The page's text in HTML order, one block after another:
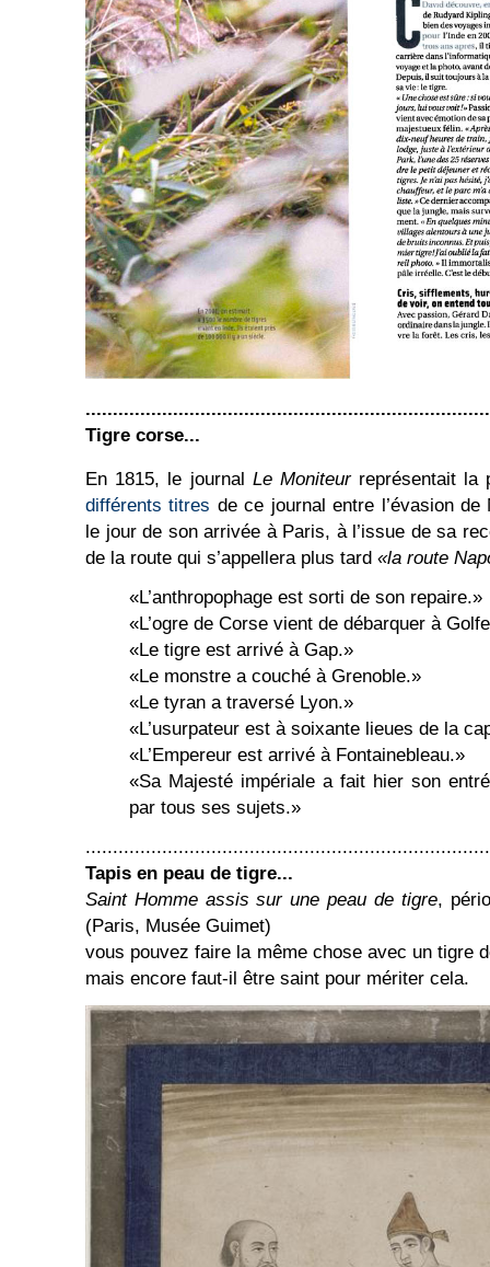
Tigre corse...
En 1815, le journal Le Moniteurreprésentait la
différents titres de ce journal entre l’évasion de
le jour de son arrivée à Paris, à l’issue de sa
de la route qui s’appellera plus tard «la route
«L’anthropophage est sorti de son repaire.»
«L’ogre de Corse vient de débarquer à
«Le tigre est arrivé à Gap.»
«Le monstre a couché à Grenoble.»
«Le tyran a traversé Lyon.»
«L’usurpateur est à soixante lieues de la
«L’Empereur est arrivé à Fontainebleau.»
«Sa Majesté impériale a fait hier son
par tous ses sujets.»
Tapis en peau de tigre...
Saint Homme assis sur une peau de tigre,
(Paris, Musée Guimet)
vous pouvez faire la même chose avec un tigre
mais encore faut-il être saint pour mériter cela.